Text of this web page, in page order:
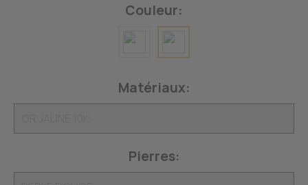
Couleur:
Matériaux:
Pierres: